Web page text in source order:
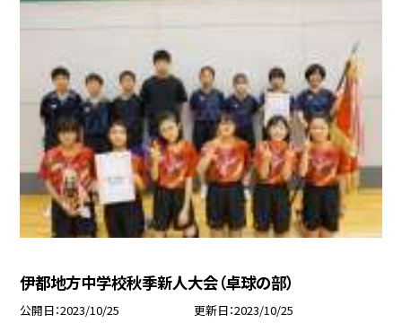
伊都地方中学校秋季新人大会（卓球の部）
公開日 2023/10/25 更新日 2023/10/25